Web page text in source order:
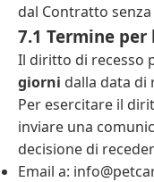
dal Contratto
7.1 Termine per
Il diritto di recesso
giorni dalla data di
Per esercitare il
inviare una
decisione di
Email a: